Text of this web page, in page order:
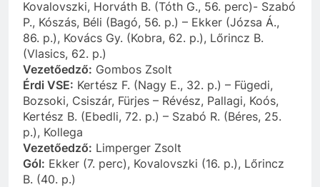
Kovalovszki, Horváth B. (Tóth G., 56. perc)- Szabó
P., Kószás, Béli (Bagó, 56. p.) – Ekker (Józsa Á.,
86. p.), Kovács Gy. (Kobra, 62. p.), Lőrincz B.
(Vlasics, 62. p.)
Vezetőedző: Gombos Zsolt
Érdi VSE: Kertész F. (Nagy E., 32. p.) – Fügedi,
Bozsoki, Csiszár, Fürjes – Révész, Pallagi, Koós,
Kertész B. (Ebedli, 72. p.) – Szabó R. (Béres, 25.
p.), Kollega
Vezetőedző: Limperger Zsolt
Gól: Ekker (7. perc), Kovalovszki (16. p.), Lőrincz
B. (40. p.)